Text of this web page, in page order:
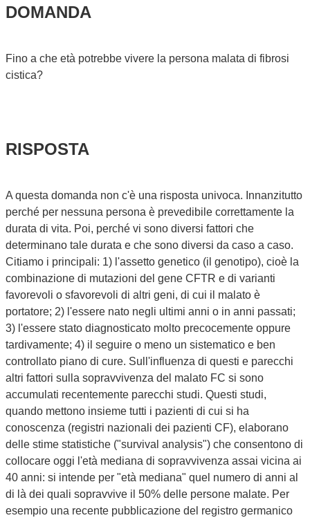
DOMANDA
Fino a che età potrebbe vivere la persona malata di fibrosi
cistica?
RISPOSTA
A questa domanda non c'è una risposta univoca. Innanzitutto
perché per nessuna persona è prevedibile correttamente la
durata di vita. Poi, perché vi sono diversi fattori che
determinano tale durata e che sono diversi da caso a caso.
Citiamo i principali: 1) l'assetto genetico (il genotipo), cioè la
combinazione di mutazioni del gene CFTR e di varianti
favorevoli o sfavorevoli di altri geni, di cui il malato è
portatore; 2) l'essere nato negli ultimi anni o in anni passati;
3) l'essere stato diagnosticato molto precocemente oppure
tardivamente; 4) il seguire o meno un sistematico e ben
controllato piano di cure. Sull'influenza di questi e parecchi
altri fattori sulla sopravvivenza del malato FC si sono
accumulati recentemente parecchi studi. Questi studi,
quando mettono insieme tutti i pazienti di cui si ha
conoscenza (registri nazionali dei pazienti CF), elaborano
delle stime statistiche ("survival analysis") che consentono di
collocare oggi l'età mediana di sopravvivenza assai vicina ai
40 anni: si intende per "età mediana" quel numero di anni al
di là dei quali sopravvive il 50% delle persone malate. Per
esempio una recente pubblicazione del registro germanico